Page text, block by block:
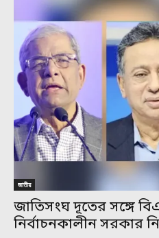
জাতীয়
জাতিসংঘ দূতের সঙ্গে
নির্বাচনকালীন সরকার